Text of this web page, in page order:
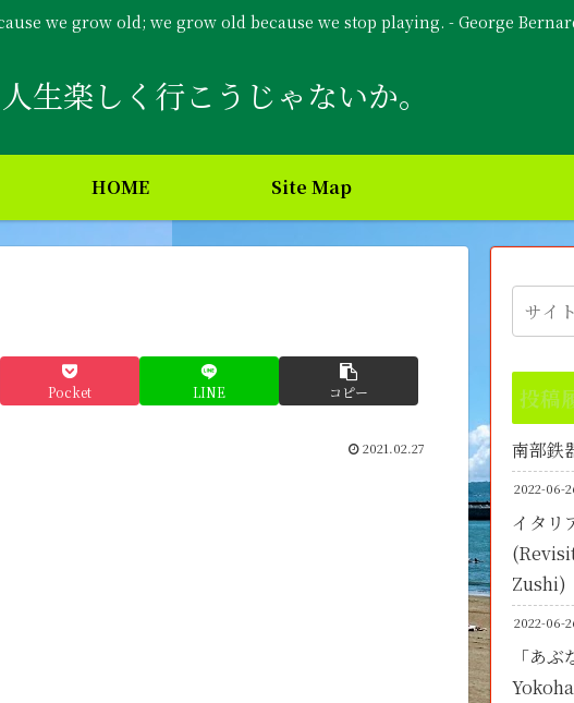
we grow old; we grow old because we stop playing. - George
人生楽しく行こうじゃないか。
HOME Site Map
Pocket LINE コピー
2021.02.27
投稿
南部鉄
2022-06-
イタリ
Zushi)
2022-06-
「あ